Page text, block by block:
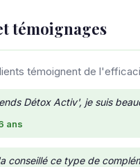
témoignages
témoignent de
Détox Activ', je suis
ans
conseillé ce type de